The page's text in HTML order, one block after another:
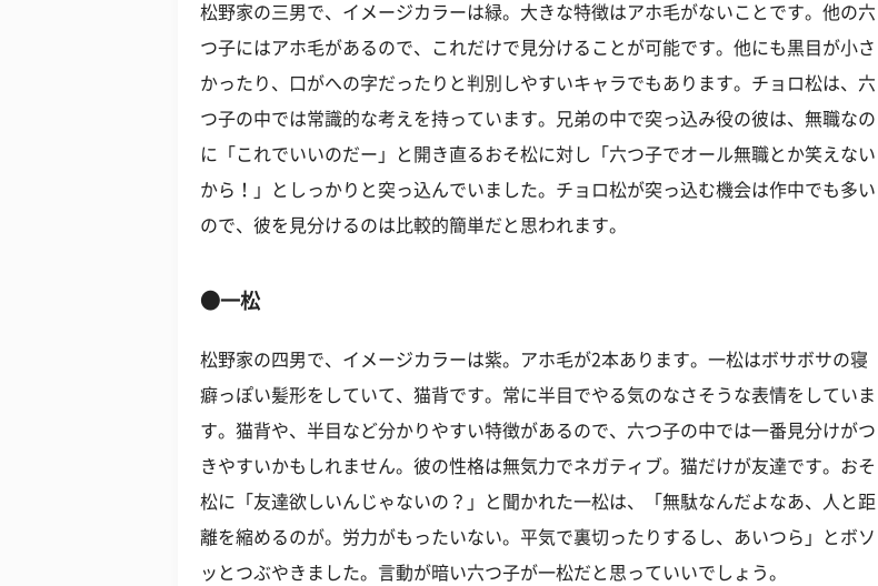
松野家の三男で、イメージカラーは緑。大きな特徴はアホ毛がないことです。他の六
つ子にはアホ毛があるので、これだけで見分けることが可能です。他にも黒目が小さ
かったり、口がへの字だったりと判別しやすいキャラでもあります。チョロ松は、六
つ子の中では常識的な考えを持っています。兄弟の中で突っ込み役の彼は、無職なの
に「これでいいのだー」と開き直るおそ松に対し「六つ子でオール無職とか笑えない
から！」としっかりと突っ込んでいました。チョロ松が突っ込む機会は作中でも多い
ので、彼を見分けるのは比較的簡単だと思われます。
●一松
松野家の四男で、イメージカラーは紫。アホ毛が2本あります。一松はボサボサの寝
癖っぽい髪形をしていて、猫背です。常に半目でやる気のなさそうな表情をしていま
す。猫背や、半目など分かりやすい特徴があるので、六つ子の中では一番見分けがつ
きやすいかもしれません。彼の性格は無気力でネガティブ。猫だけが友達です。おそ
松に「友達欲しいんじゃないの？」と聞かれた一松は、「無駄なんだよなあ、人と距
離を縮めるのが。労力がもったいない。平気で裏切ったりするし、あいつら」とボソ
ッとつぶやきました。言動が暗い六つ子が一松だと思っていいでしょう。